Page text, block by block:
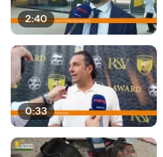
2:40
0:33